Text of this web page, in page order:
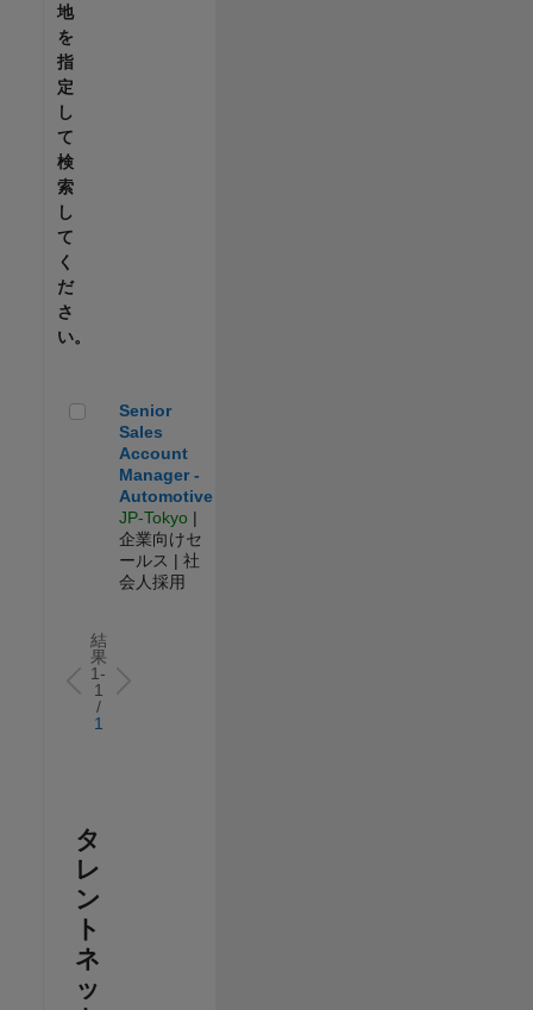
地
を
指
定
し
て
検
索
し
て
く
だ
さ
い。
Senior Sales Account Manager - Automotive
Senior
Sales
Account
Manager -
Automotive
JP-Tokyo |
企業向けセ
ールス | 社
会人採用
結
果
1-
1
/
1
タ
レ
ン
ト
ネ
ッ